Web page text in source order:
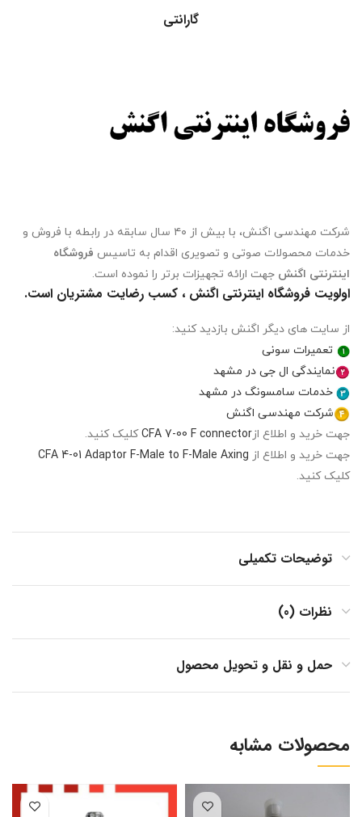
گارانتی
شرکت مهندسی اگنش، با بیش از ۴۰ سال سابقه در رابطه با فروش و
خدمات محصولات صوتی و تصویری اقدام به تاسیس فروشگاه
اینترنتی اگنش جهت ارائه تجهیزات برتر را نموده است.
اولویت فروشگاه اینترنتی اگنش ، کسب رضایت مشتریان است.
از سایت های دیگر اگنش بازدید کنید:
تعمیرات سونی
نمایندگی ال جی در مشهد
خدمات سامسونگ در مشهد
شرکت مهندسی اگنش
جهت خرید و اطلاع ازCFA 7-00 F connectorکلیک کنید.
جهت خرید و اطلاع از CFA 4-01 Adaptor F-Male to F-Male Axing
کلیک کنید.
توضیحات تکمیلی
نظرات (0)
حمل و نقل و تحویل محصول
محصولات مشابه